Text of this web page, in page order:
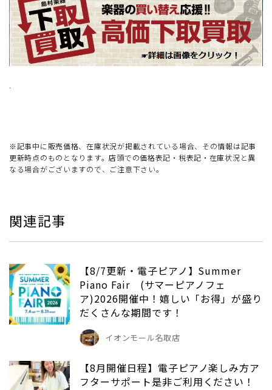
.
※記事中に販売価格、在庫状況が掲載されている場合、その情報は記事
更新時点のものとなります。店頭での価格表記・税表記・在庫状況と異
なる場合がございますので、ご注意下さい。
関連記事
【8/7更新・電子ピアノ】Summer
Piano Fair (サマーピアノフェ
ア)2026開催中！嬉しい「お得」が盛り
だくさんな期間です！
イオンモール名取店
【8月開催日程】電子ピアノ楽しみ方ア
フターサポート是非ご利用ください！